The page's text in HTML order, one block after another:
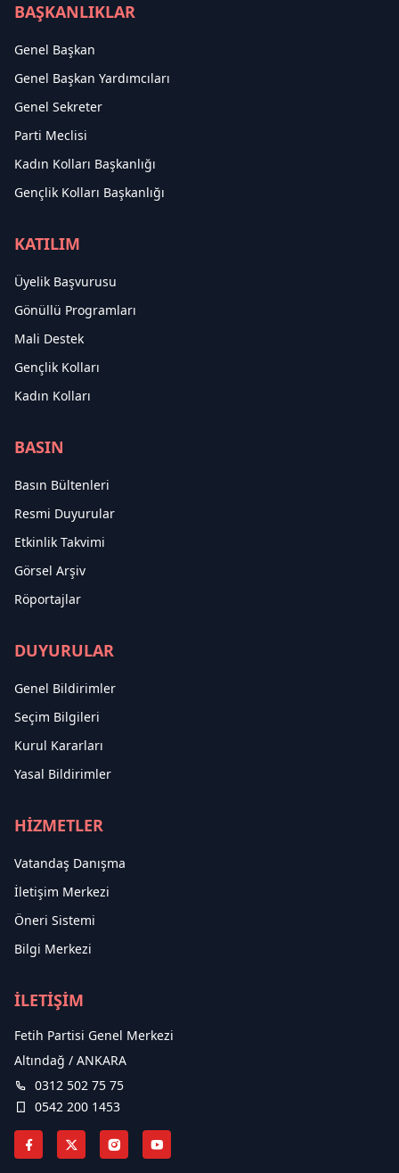
BAŞKANLIKLAR
Genel Başkan
Genel Başkan Yardımcıları
Genel Sekreter
Parti Meclisi
Kadın Kolları Başkanlığı
Gençlik Kolları Başkanlığı
KATILIM
Üyelik Başvurusu
Gönüllü Programları
Mali Destek
Gençlik Kolları
Kadın Kolları
BASIN
Basın Bültenleri
Resmi Duyurular
Etkinlik Takvimi
Görsel Arşiv
Röportajlar
DUYURULAR
Genel Bildirimler
Seçim Bilgileri
Kurul Kararları
Yasal Bildirimler
HİZMETLER
Vatandaş Danışma
İletişim Merkezi
Öneri Sistemi
Bilgi Merkezi
İLETİŞİM
Fetih Partisi Genel Merkezi
Altındağ / ANKARA
0312 502 75 75
0542 200 1453